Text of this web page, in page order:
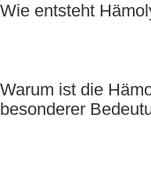
Wie entsteht
Warum ist die
besonderer